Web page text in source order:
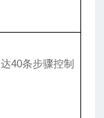
40条步骤控制